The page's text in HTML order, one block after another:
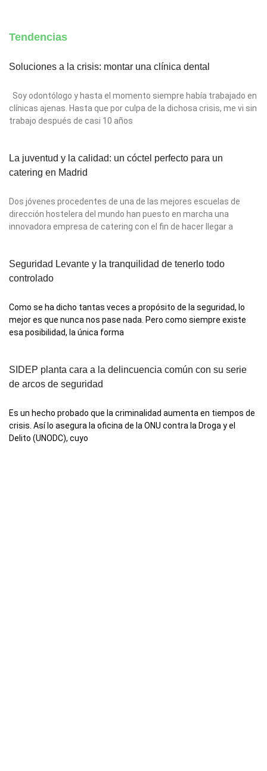
Tendencias
Soluciones a la crisis: montar una clínica dental
Soy odontólogo y hasta el momento siempre había trabajado en
clínicas ajenas. Hasta que por culpa de la dichosa crisis, me vi sin
trabajo después de casi 10 años
La juventud y la calidad: un cóctel perfecto para un
catering en Madrid
Dos jóvenes procedentes de una de las mejores escuelas de
dirección hostelera del mundo han puesto en marcha una
innovadora empresa de catering con el fin de hacer llegar a
Seguridad Levante y la tranquilidad de tenerlo todo
controlado
Como se ha dicho tantas veces a propósito de la seguridad, lo
mejor es que nunca nos pase nada. Pero como siempre existe
esa posibilidad, la única forma
SIDEP planta cara a la delincuencia común con su serie
de arcos de seguridad
Es un hecho probado que la criminalidad aumenta en tiempos de
crisis. Así lo asegura la oficina de la ONU contra la Droga y el
Delito (UNODC), cuyo